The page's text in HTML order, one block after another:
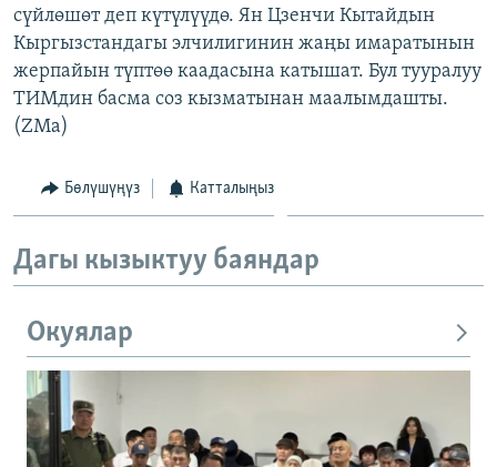
ЭЕ/АРнун бардык сайттары
сүйлөшөт деп күтүлүүдө. Ян Цзенчи Кытайдын
Кыргызстандагы элчилигинин жаңы имаратынын
жерпайын түптөө каадасына катышат. Бул тууралуу
ТИМдин басма соз кызматынан маалымдашты.
(ZMa)
Бөлүшүңүз Катталыңыз
Дагы кызыктуу баяндар
Окуялар